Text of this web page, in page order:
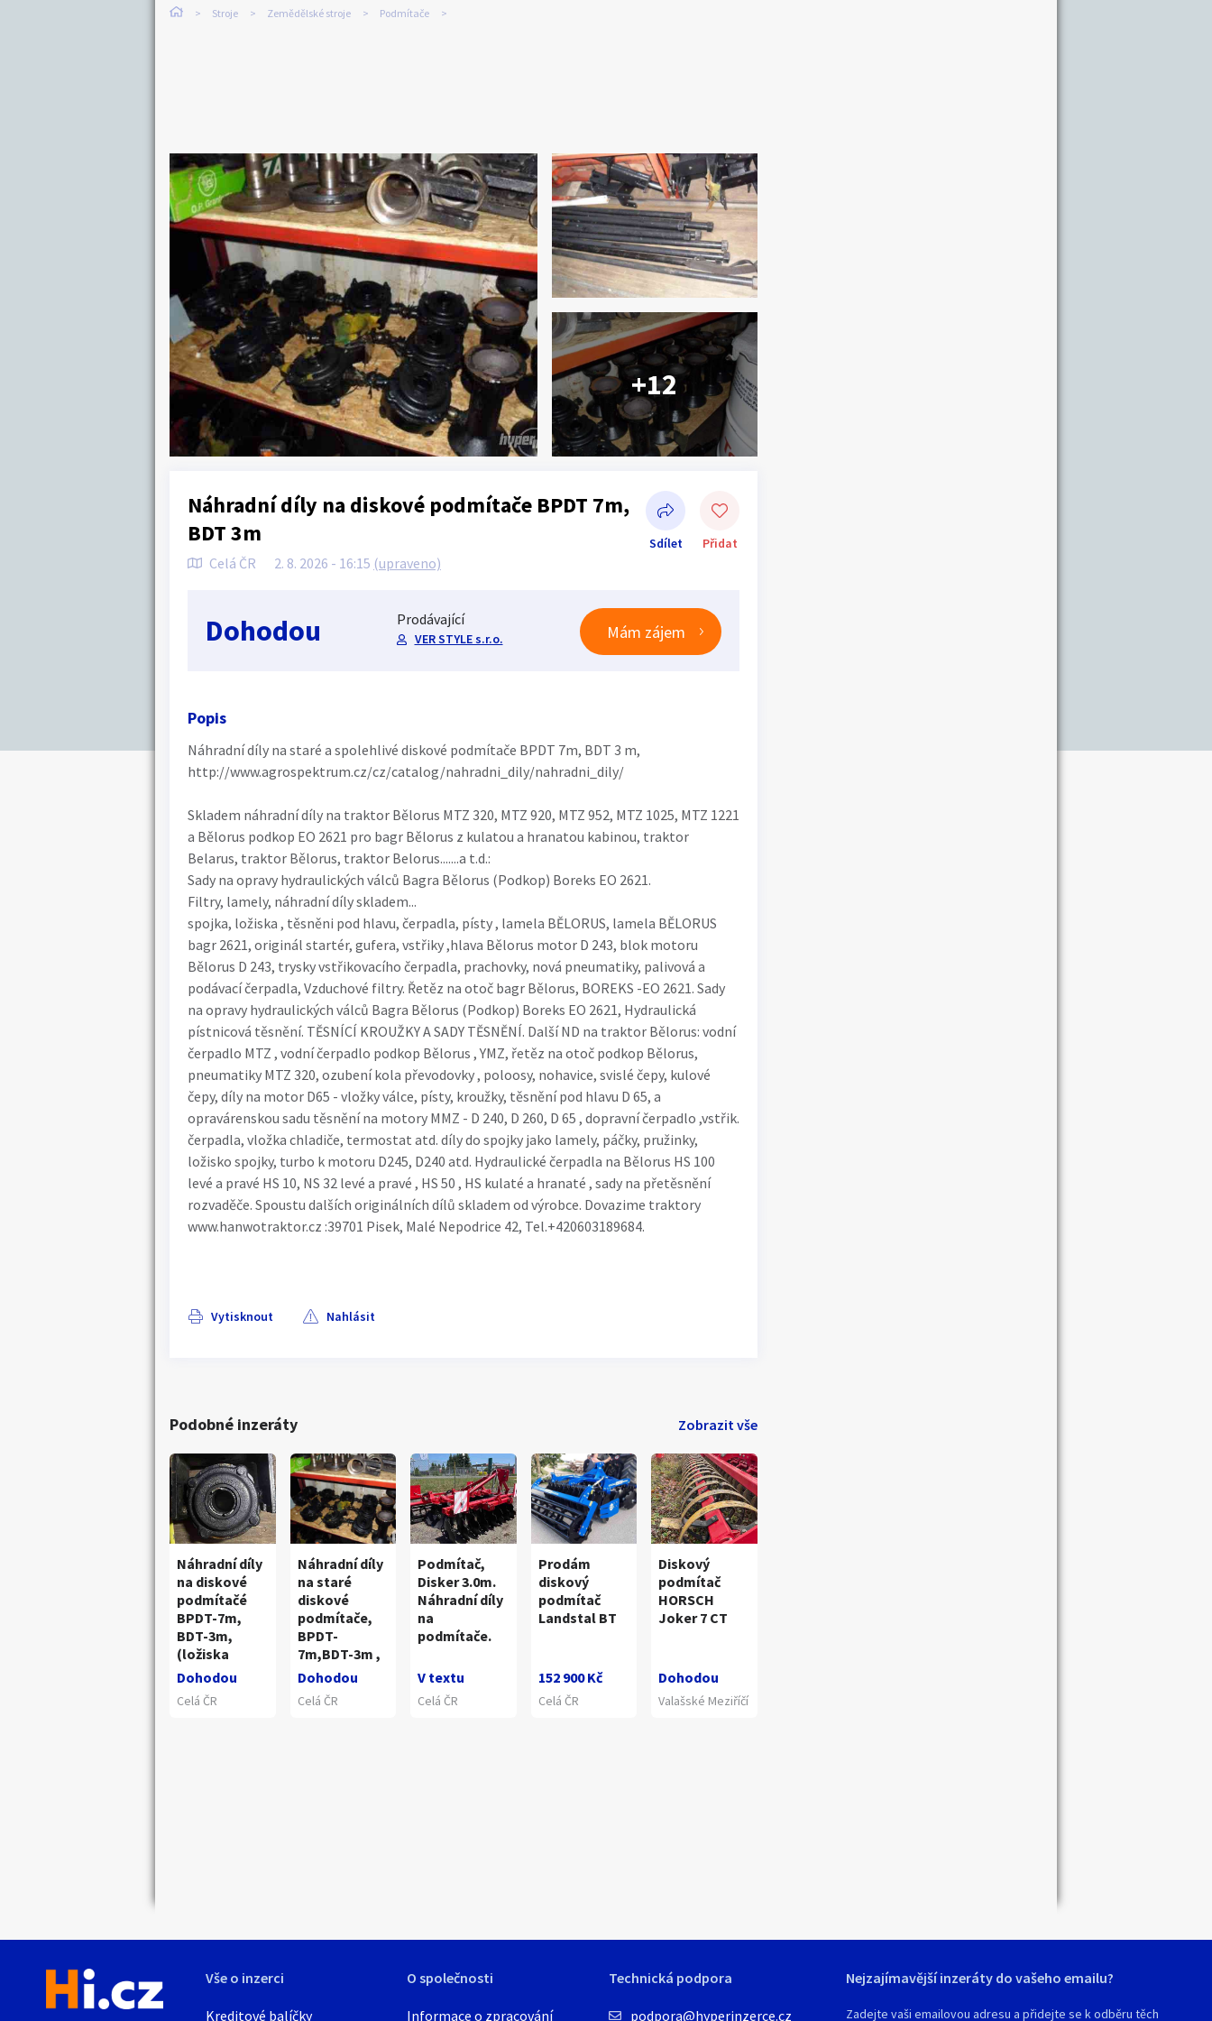
Stroje Zemědělské stroje Podmítače
+12
Náhradní díly na diskové podmítače BPDT 7m,
BDT 3m
Celá ČR 2. 8. 2026 - 16:15 (upraveno)
Sdílet Přidat
Sdílet na Facebooku
Dohodou Prodávající
VER STYLE s.r.o. Mám zájem
Popis
Náhradní díly na staré a spolehlivé diskové podmítače BPDT 7m, BDT 3 m,
http://www.agrospektrum.cz/cz/catalog/nahradni_dily/nahradni_dily/
Skladem náhradní díly na traktor Bělorus MTZ 320, MTZ 920, MTZ 952, MTZ 1025, MTZ 1221
a Bělorus podkop EO 2621 pro bagr Bělorus z kulatou a hranatou kabinou, traktor
Belarus, traktor Bělorus, traktor Belorus.......a t.d.:
Sady na opravy hydraulických válců Bagra Bělorus (Podkop) Boreks EO 2621.
Filtry, lamely, náhradní díly skladem...
spojka, ložiska , těsněni pod hlavu, čerpadla, písty , lamela BĚLORUS, lamela BĚLORUS
bagr 2621, originál startér, gufera, vstřiky ,hlava Bělorus motor D 243, blok motoru
Bělorus D 243, trysky vstřikovacího čerpadla, prachovky, nová pneumatiky, palivová a
podávací čerpadla, Vzduchové filtry. Řetěz na otoč bagr Bělorus, BOREKS -EO 2621. Sady
na opravy hydraulických válců Bagra Bělorus (Podkop) Boreks EO 2621, Hydraulická
pístnicová těsnění. TĚSNÍCÍ KROUŽKY A SADY TĚSNĚNÍ. Další ND na traktor Bělorus: vodní
čerpadlo MTZ , vodní čerpadlo podkop Bělorus , YMZ, řetěz na otoč podkop Bělorus,
pneumatiky MTZ 320, ozubení kola převodovky , poloosy, nohavice, svislé čepy, kulové
čepy, díly na motor D65 - vložky válce, písty, kroužky, těsnění pod hlavu D 65, a
opravárenskou sadu těsnění na motory MMZ - D 240, D 260, D 65 , dopravní čerpadlo ,vstřik.
čerpadla, vložka chladiče, termostat atd. díly do spojky jako lamely, páčky, pružinky,
ložisko spojky, turbo k motoru D245, D240 atd. Hydraulické čerpadla na Bělorus HS 100
levé a pravé HS 10, NS 32 levé a pravé , HS 50 , HS kulaté a hranaté , sady na přetěsnění
rozvaděče. Spoustu dalších originálních dílů skladem od výrobce. Dovazime traktory
www.hanwotraktor.cz :39701 Pisek, Malé Nepodrice 42, Tel.+420603189684.
Vytisknout Nahlásit
Podobné inzeráty Zobrazit vše
Náhradní díly
na diskové
podmítačé
BPDT-7m,
BDT-3m,
(ložiska
Dohodou
Celá ČR
Náhradní díly
na staré
diskové
podmítače,
BPDT-
7m,BDT-3m ,
Dohodou
Celá ČR
Podmítač,
Disker 3.0m.
Náhradní díly
na
podmítače.
V textu
Celá ČR
Prodám
diskový
podmítač
Landstal BT
152 900 Kč
Celá ČR
Diskový
podmítač
HORSCH
Joker 7 CT
Dohodou
Valašské Meziříčí
Vše o inzerci
Kreditové balíčky
O společnosti
Informace o zpracování
Technická podpora
podpora@hyperinzerce.cz
Nejzajímavější inzeráty do vašeho emailu?
Zadejte vaši emailovou adresu a přidejte se k odběru těch